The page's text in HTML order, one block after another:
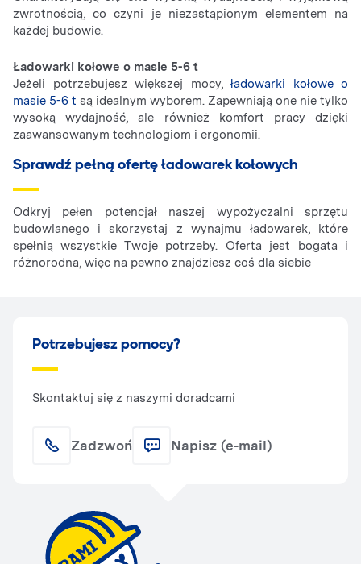
zwrotnością, co czyni je niezastąpionym elementem na
każdej budowie.
Ładowarki kołowe o masie 5-6 t
Jeżeli potrzebujesz większej mocy, ładowarki kołowe o
masie 5-6 t są idealnym wyborem. Zapewniają one nie tylko
wysoką wydajność, ale również komfort pracy dzięki
zaawansowanym technologiom i ergonomii.
Sprawdź pełną ofertę ładowarek kołowych
Odkryj pełen potencjał naszej wypożyczalni sprzętu
budowlanego i skorzystaj z wynajmu ładowarek, które
spełnią wszystkie Twoje potrzeby. Oferta jest bogata i
różnorodna, więc na pewno znajdziesz coś dla siebie
Potrzebujesz pomocy?
Skontaktuj się z naszymi doradcami
Zadzwoń Napisz (e-mail)